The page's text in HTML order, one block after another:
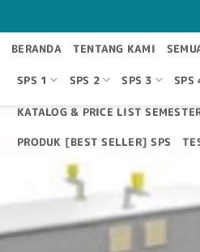
BERANDA TENTANG KAMI
SPS 1 SPS 2 SPS 3 SPS
KATALOG & PRICE LIST
PRODUK [BEST SELLER] SPS